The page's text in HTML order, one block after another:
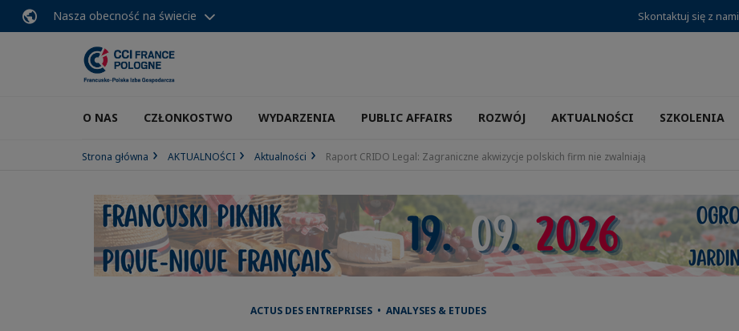
Nasza obecność na świecie Skontaktuj się z nami
O NAS CZŁONKOSTWO WYDARZENIA PUBLIC AFFAIRS ROZWÓJ AKTUALNOŚCI SZKOLENIA
Strona główna AKTUALNOŚCI Aktualności Raport CRIDO Legal: Zagraniczne akwizycje polskich firm nie zwalniają
ACTUS DES ENTREPRISES • ANALYSES & ETUDES